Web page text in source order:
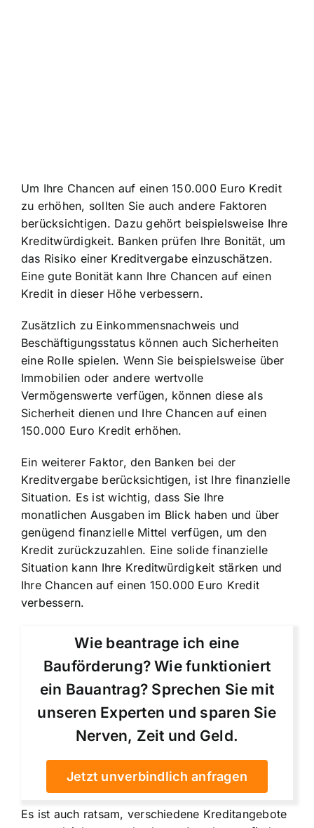
Um Ihre Chancen auf einen 150.000 Euro Kredit
zu erhöhen, sollten Sie auch andere Faktoren
berücksichtigen. Dazu gehört beispielsweise Ihre
Kreditwürdigkeit. Banken prüfen Ihre Bonität, um
das Risiko einer Kreditvergabe einzuschätzen.
Eine gute Bonität kann Ihre Chancen auf einen
Kredit in dieser Höhe verbessern.
Zusätzlich zu Einkommensnachweis und
Beschäftigungsstatus können auch Sicherheiten
eine Rolle spielen. Wenn Sie beispielsweise über
Immobilien oder andere wertvolle
Vermögenswerte verfügen, können diese als
Sicherheit dienen und Ihre Chancen auf einen
150.000 Euro Kredit erhöhen.
Ein weiterer Faktor, den Banken bei der
Kreditvergabe berücksichtigen, ist Ihre finanzielle
Situation. Es ist wichtig, dass Sie Ihre
monatlichen Ausgaben im Blick haben und über
genügend finanzielle Mittel verfügen, um den
Kredit zurückzuzahlen. Eine solide finanzielle
Situation kann Ihre Kreditwürdigkeit stärken und
Ihre Chancen auf einen 150.000 Euro Kredit
verbessern.
Wie beantrage ich eine
Bauförderung? Wie funktioniert
ein Bauantrag? Sprechen Sie mit
unseren Experten und sparen Sie
Nerven, Zeit und Geld.
Jetzt unverbindlich anfragen
Es ist auch ratsam, verschiedene Kreditangebote